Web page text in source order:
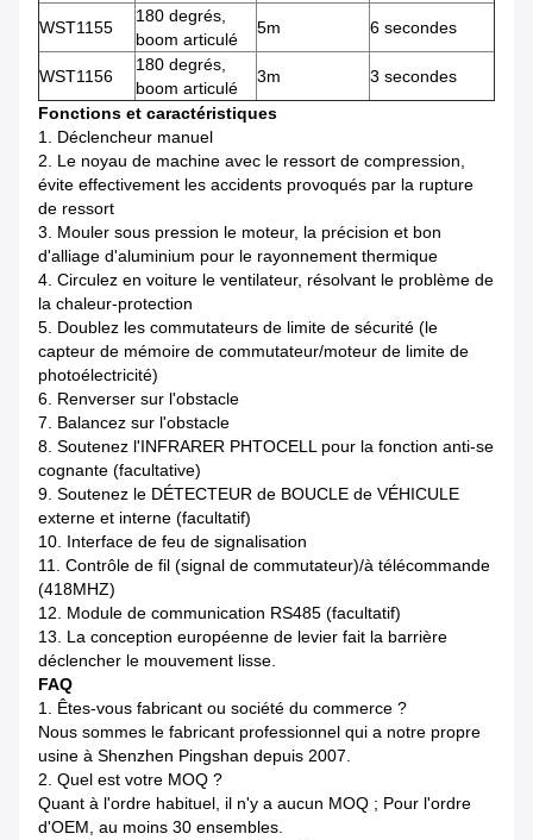
WST1155
180 degrés,
boom articulé
5m 6 secondes
WST1156
180 degrés,
boom articulé
3m
3 secondes
Fonctions et caractéristiques
1. Déclencheur manuel
2. Le noyau de machine avec le ressort de compression,
évite effectivement les accidents provoqués par la rupture
de ressort
3. Mouler sous pression le moteur, la précision et bon
d'alliage d'aluminium pour le rayonnement thermique
4. Circulez en voiture le ventilateur, résolvant le problème de
la chaleur-protection
5. Doublez les commutateurs de limite de sécurité (le
capteur de mémoire de commutateur/moteur de limite de
photoélectricité)
6. Renverser sur l'obstacle
7. Balancez sur l'obstacle
8. Soutenez l'INFRARER PHTOCELL pour la fonction anti-se
cognante (facultative)
9. Soutenez le DÉTECTEUR de BOUCLE de VÉHICULE
externe et interne (facultatif)
10. Interface de feu de signalisation
11. Contrôle de fil (signal de commutateur)/à télécommande
(418MHZ)
12. Module de communication RS485 (facultatif)
13. La conception européenne de levier fait la barrière
déclencher le mouvement lisse.
FAQ
1. Êtes-vous fabricant ou société du commerce ?
Nous sommes le fabricant professionnel qui a notre propre
usine à Shenzhen Pingshan depuis 2007.
2. Quel est votre MOQ ?
Quant à l'ordre habituel, il n'y a aucun MOQ ; Pour l'ordre
d'OEM, au moins 30 ensembles.